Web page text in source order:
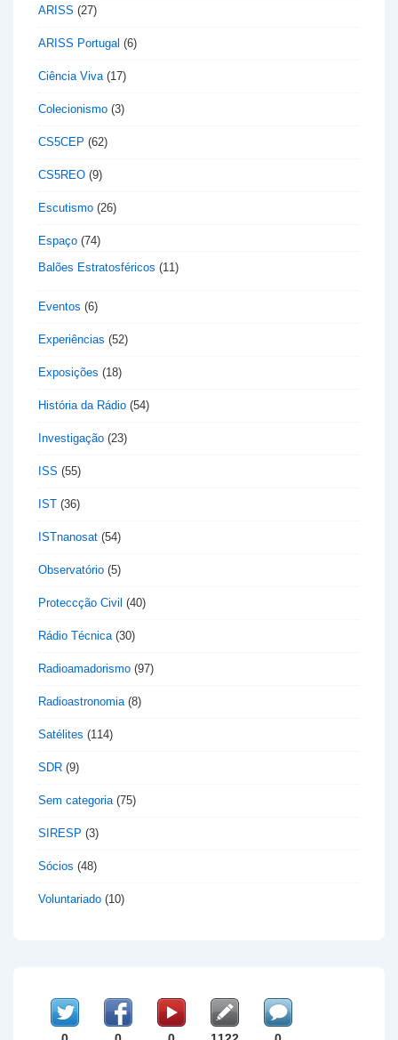
ARISS (27)
ARISS Portugal (6)
Ciência Viva(17)
Colecionismo (3)
CS5CEP (62)
CS5REO (9)
Escutismo (26)
Espaço (74)
Balões Estratosféricos (11)
Eventos (6)
Experiências (52)
Exposições (18)
História da Rádio (54)
Investigação (23)
ISS (55)
IST (36)
ISTnanosat (54)
Observatório (5)
Proteccção Civil (40)
Rádio Técnica(30)
Radioamadorismo (97)
Radioastronomia(8)
Satélites (114)
SDR (9)
Sem categoria(75)
SIRESP (3)
Sócios (48)
Voluntariado (10)